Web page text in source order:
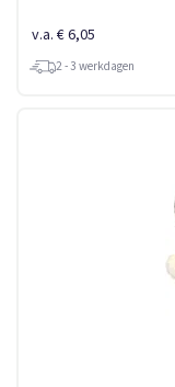
v.a. € 6,05
2 - 3 werkdagen